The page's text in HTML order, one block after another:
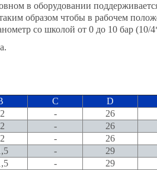
в оборудовании
образом чтобы в рабочем
со школой от 0 до 10 бар (10/
C D
- 26
- 26
- 26
- 29
- 29